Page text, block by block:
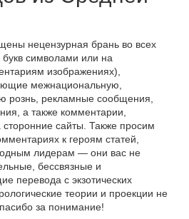
нецензурная брань во всех
символами или на
изображениях),
межнациональную,
рознь, рекламные сообщения,
а также комментарии,
сайты. Также просим
к героям статей,
лидерам — они вас не
бессвязные и
перевода с экзотических
теории и проекции не
за понимание!